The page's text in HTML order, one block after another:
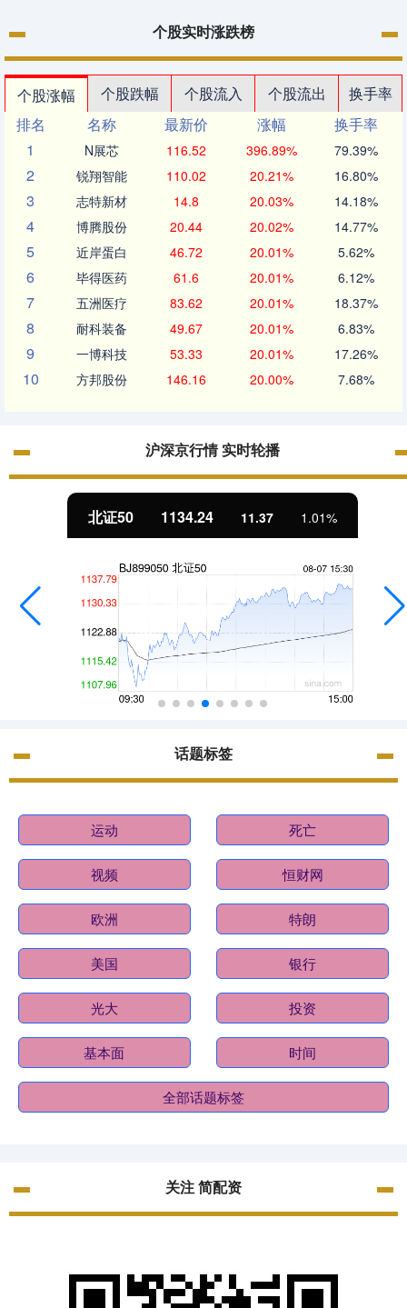
个股实时涨跌榜
个股涨幅 个股跌幅 个股流入 个股流出
换手率
排名
名称 最新价 涨幅
换手率
1
N展芯 116.52 396.89% 79.39%
2 锐翔智能 110.02 20.21% 16.80%
3 志特新材 14.8 20.03% 14.18%
4 博腾股份 20.44 20.02% 14.77%
5 近岸蛋白 46.72 20.01% 5.62%
6 毕得医药 61.6 20.01% 6.12%
7 五洲医疗 83.62 20.01% 18.37%
8 耐科装备 49.67 20.01% 6.83%
9 一博科技 53.33 20.01% 17.26%
10 方邦股份 146.16 20.00% 7.68%
沪深京行情 实时轮播
北证50 1134.24 11.37 1.01%
话题标签
运动 死亡
视频 恒财网
欧洲 特朗
美国 银行
光大 投资
基本面 时间
全部话题标签
关注 简配资